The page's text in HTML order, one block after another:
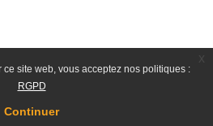
site web, vous acceptez nos politiques :
RGPD
Continuer